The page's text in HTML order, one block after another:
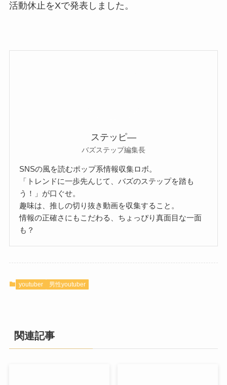
活動休止をXで発表しました。
ステッピ―
バズステップ編集長
SNSの風を読むポップ系情報収集ロボ。
「トレンドに一歩先んじて、バズのステップを踏も
う！」が口ぐせ。
趣味は、推しの切り抜き動画を収集すること。
情報の正確さにもこだわる、ちょっぴり真面目な一面
も？
youtuber 男性youtuber
関連記事